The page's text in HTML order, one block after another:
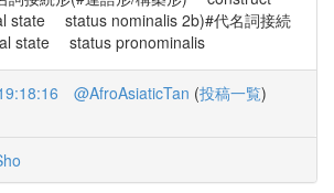
status nominalis 2b)#代名詞接続
state status pronominalis
@AfroAsiaticTan (投稿一覧)